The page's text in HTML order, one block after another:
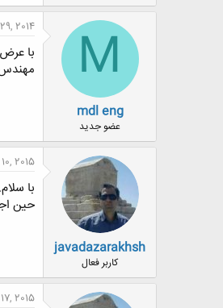
M
mdl eng
عضو جدید
2014
با
مهندس
javadazarakhsh
کاربر فعال
2015
با
حین
2015